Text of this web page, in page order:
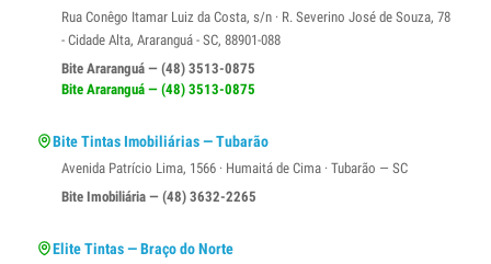
Rua Conêgo Itamar Luiz da Costa, s/n · R. Severino José de Souza, 78
- Cidade Alta, Araranguá - SC, 88901-088
Bite Araranguá — (48) 3513-0875
Bite Araranguá — (48) 3513-0875
Bite Tintas Imobiliárias — Tubarão
Avenida Patrício Lima, 1566 · Humaitá de Cima · Tubarão — SC
Bite Imobiliária — (48) 3632-2265
Elite Tintas — Braço do Norte